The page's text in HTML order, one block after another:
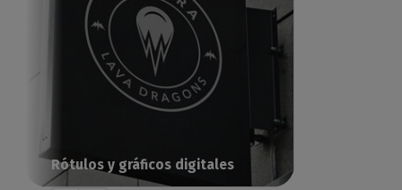
Rótulos y gráficos digitales
Comunicación visual impresa con Caldera